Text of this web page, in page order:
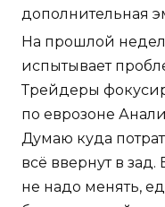
дополнительная
На прошлой
испытывает
Трейдеры
по еврозоне
Думаю куда
всё ввернут в
не надо менять,